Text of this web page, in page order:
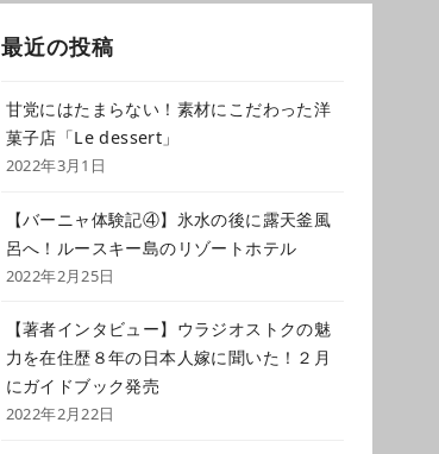
最近の投稿
甘党にはたまらない！素材にこだわった洋
菓子店「Le dessert」
2022年3月1日
【バーニャ体験記④】氷水の後に露天釜風
呂へ！ルースキー島のリゾートホテル
2022年2月25日
【著者インタビュー】ウラジオストクの魅
力を在住歴８年の日本人嫁に聞いた！２月
にガイドブック発売
2022年2月22日